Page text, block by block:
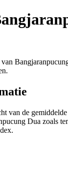
van de
Dua zoals